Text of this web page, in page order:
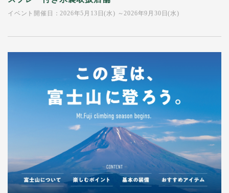
イベント開催日：2026年5月13日(水) ～2026年9月30日(水)